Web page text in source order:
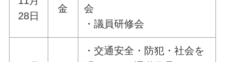
28日
金
会
・議員研修会
・交通安全・防犯・社会を